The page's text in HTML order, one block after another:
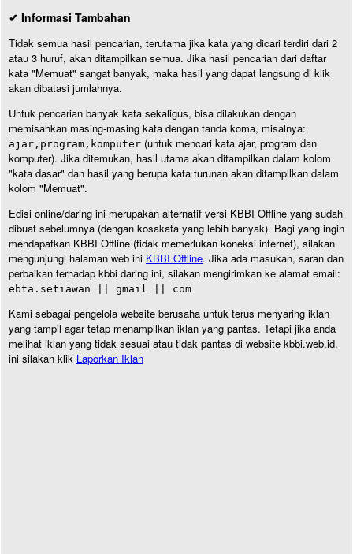
✔ Informasi Tambahan
Tidak semua hasil pencarian, terutama jika kata yang dicari terdiri dari 2
atau 3 huruf, akan ditampilkan semua. Jika hasil pencarian dari daftar
kata "Memuat" sangat banyak, maka hasil yang dapat langsung di klik
akan dibatasi jumlahnya.
Untuk pencarian banyak kata sekaligus, bisa dilakukan dengan
memisahkan masing-masing kata dengan tanda koma, misalnya:
ajar,program,komputer (untuk mencari kata ajar, program dan
komputer). Jika ditemukan, hasil utama akan ditampilkan dalam kolom
"kata dasar" dan hasil yang berupa kata turunan akan ditampilkan dalam
kolom "Memuat".
Edisi online/daring ini merupakan alternatif versi KBBI Offline yang sudah
dibuat sebelumnya (dengan kosakata yang lebih banyak). Bagi yang ingin
mendapatkan KBBI Offline (tidak memerlukan koneksi internet), silakan
mengunjungi halaman web ini KBBI Offline. Jika ada masukan, saran dan
perbaikan terhadap kbbi daring ini, silakan mengirimkan ke alamat email:
ebta.setiawan || gmail || com
Kami sebagai pengelola website berusaha untuk terus menyaring iklan
yang tampil agar tetap menampilkan iklan yang pantas. Tetapi jika anda
melihat iklan yang tidak sesuai atau tidak pantas di website kbbi.web.id,
ini silakan klik Laporkan Iklan